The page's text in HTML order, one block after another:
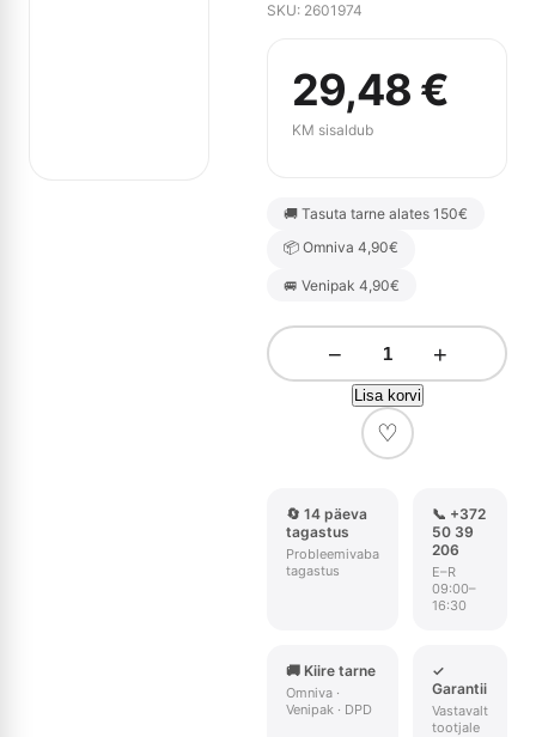
SKU: 2601974
29,48 €
KM sisaldub
🚚 Tasuta tarne alates 150€
📦 Omniva 4,90€
🚐 Venipak 4,90€
− +
Lisa korvi
♡
🔄 14 päeva
tagastus
Probleemivaba
tagastus
📞 +372
50 39
206
E–R
09:00–
16:30
🚚 Kiire tarne
Omniva ·
Venipak · DPD
✓
Garantii
Vastavalt
tootjale